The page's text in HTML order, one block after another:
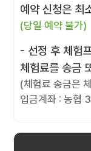
예약 신청은 최
(당일 예약 불가)
- 선정 후 체험
체험료를 송금
(체험료 송금은
입금계좌 : 농협